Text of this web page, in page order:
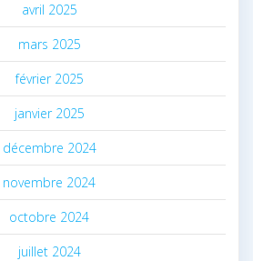
avril 2025
mars 2025
février 2025
janvier 2025
décembre 2024
novembre 2024
octobre 2024
juillet 2024